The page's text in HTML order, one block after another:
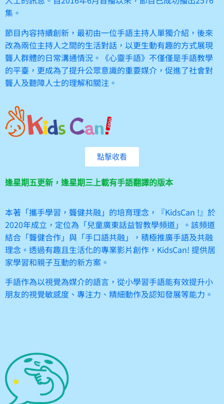
集。
節目內容持續創新，最初由一位手語主持人單獨介紹，後來
改為兩位主持人之間的生活對話，以更生動有趣的方式展現
聾人群體的日常溝通情況。《心靈手語》不僅僅是手語教學
的平臺，更成為了提升公眾意識的重要媒介，促進了社會對
聾人及聽障人士的理解和關注。
點擊收看
逢星期五更新，逢星期三上載有手語翻譯的版本
本著「攜手學習，聾健共融」的培育理念，『KidsCan !』於
2020年成立，定位為「兒童廣東話益智教學頻道」。該頻道
結合「聾健合作」與「手口語共融」，積極推廣手語及共融
理念。透過有趣且生活化的專業影片創作，KidsCan! 提供居
家學習和親子互動的新方案。
手語作為以視覺為媒介的語言，從小學習手語能有效提升小
朋友的視覺敏感度、專注力、精細動作及認知發展等能力。